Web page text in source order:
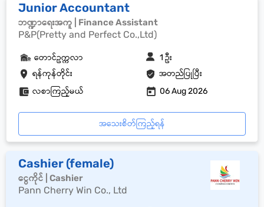
Junior Accountant
ဘဏ္ဍာရေးအကူ | Finance Assistant
P&P(Pretty and Perfect Co.,Ltd)
ရန်ကုန်တိုင်း အတည်ပြုပြီး
တောင်ဥက္ကလာ 1 ဦး
လစာကြည့်မယ် 06 Aug 2026
အသေးစိတ်ကြည့်ရန်
Cashier (female)
ငွေကိုင် | Cashier
Pann Cherry Win Co., Ltd